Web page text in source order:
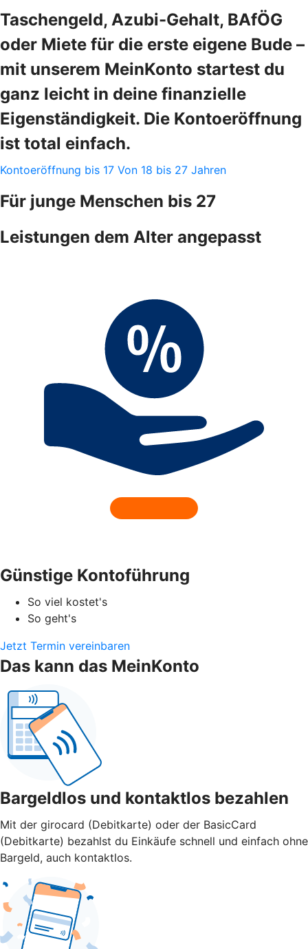
Taschengeld, Azubi-Gehalt, BAfÖG
oder Miete für die erste eigene Bude –
mit unserem MeinKonto startest du
ganz leicht in deine finanzielle
Eigenständigkeit. Die Kontoeröffnung
ist total einfach.
Kontoeröffnung bis 17 Von 18 bis 27 Jahren
Für junge Menschen bis 27
Leistungen dem Alter angepasst
Günstige Kontoführung
So viel kostet's
So geht's
Jetzt Termin vereinbaren
Das kann das MeinKonto
Bargeldlos und kontaktlos bezahlen
Mit der girocard (Debitkarte) oder der BasicCard
(Debitkarte) bezahlst du Einkäufe schnell und einfach ohne
Bargeld, auch kontaktlos.